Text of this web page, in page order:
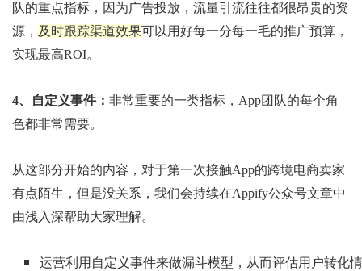
队的重点指标，因为广告投放，流量引流往往都很昂贵的资
源， 及时跟踪渠道效果可以用好每一分每一毛的推广预算，
实现最高ROI。
4、自定义事件： 非常重要的一类指标，App团队的每个角
色都非常需要。
从这部分开始的内容，对于第一次接触App的跨境电商卖家
有点陌生，但是没关系，我们会持续在Appify公众号文章中
由浅入深帮助大家理解。
运营利用自定义事件来做漏斗模型，从而评估用户转化